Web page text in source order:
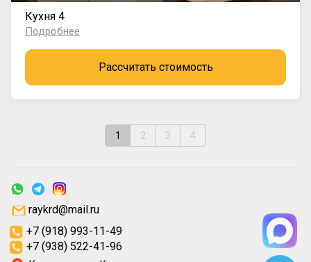
Кухня 4
Подробнее
Рассчитать стоимость
1 2 3 4
+7 (918) 993-11-49
+7 (938) 522-41-96
raykrd@mail.ru